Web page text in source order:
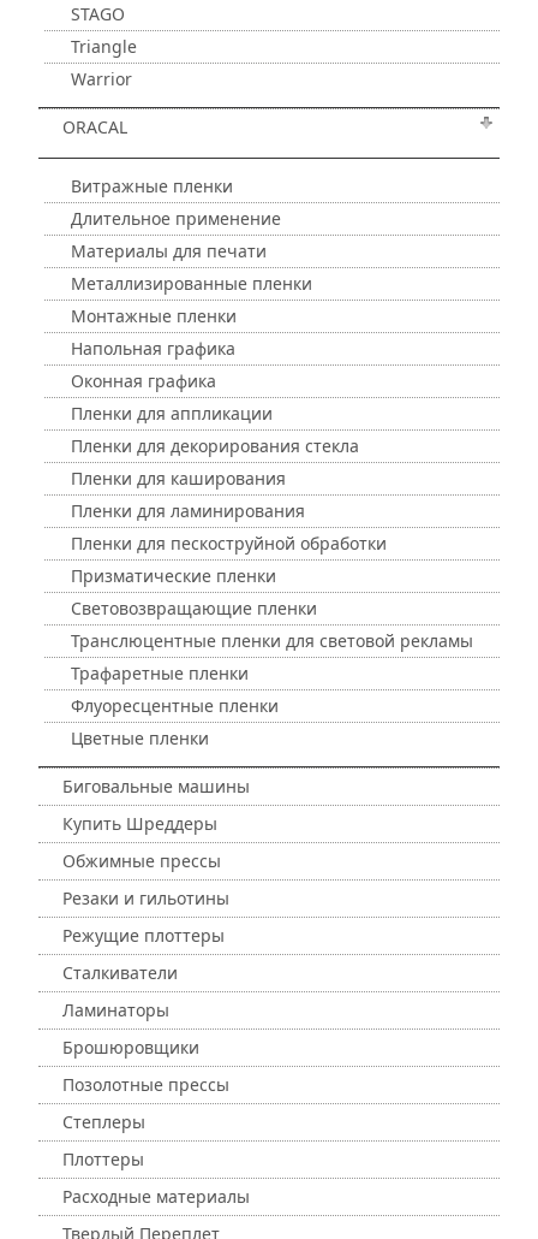
STAGO
Triangle
Warrior
ORACAL
Витражные пленки
Длительное применение
Материалы для печати
Металлизированные пленки
Монтажные пленки
Напольная графика
Оконная графика
Пленки для аппликации
Пленки для декорирования стекла
Пленки для каширования
Пленки для ламинирования
Пленки для пескоструйной обработки
Призматические пленки
Световозвращающие пленки
Транслюцентные пленки для световой рекламы
Трафаретные пленки
Флуоресцентные пленки
Цветные пленки
Биговальные машины
Купить Шреддеры
Обжимные прессы
Резаки и гильотины
Режущие плоттеры
Сталкиватели
Ламинаторы
Брошюровщики
Позолотные прессы
Степлеры
Плоттеры
Расходные материалы
Твердый Переплет